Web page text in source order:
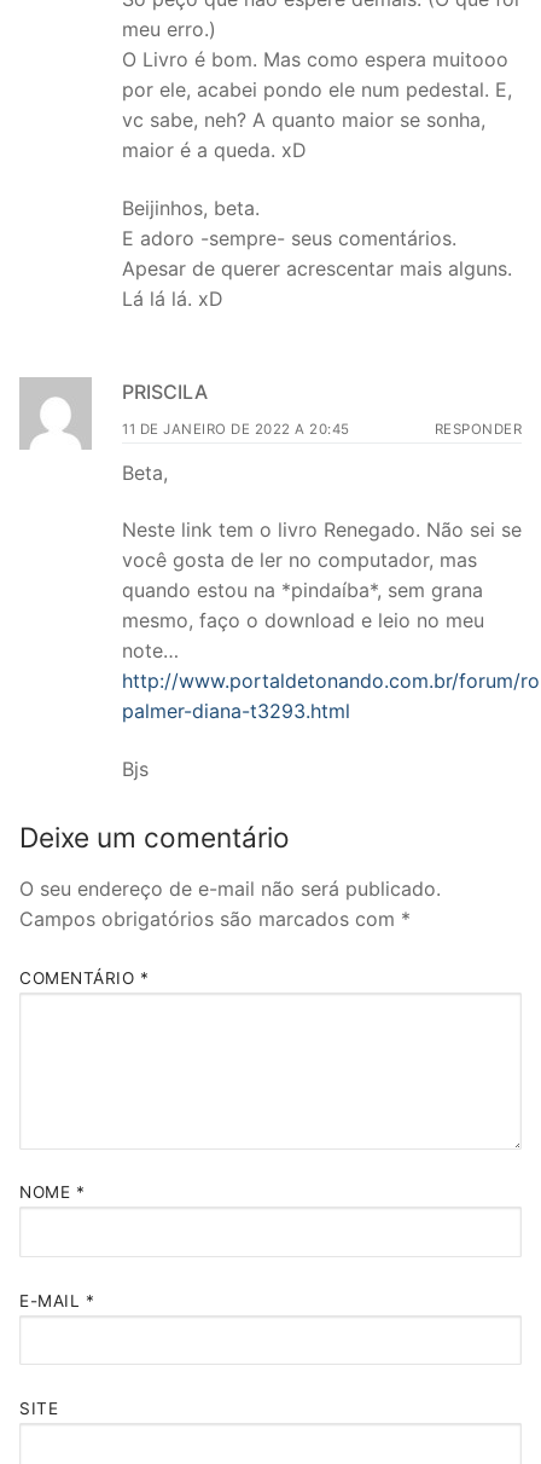
meu erro.)
O Livro é bom. Mas como espera muitooo
por ele, acabei pondo ele num pedestal. E,
vc sabe, neh? A quanto maior se sonha,
maior é a queda. xD
Beijinhos, beta.
E adoro -sempre- seus comentários.
Apesar de querer acrescentar mais alguns.
Lá lá lá. xD
PRISCILA
11 DE JANEIRO DE 2022 A 20:45 RESPONDER
Beta,
Neste link tem o livro Renegado. Não sei se
você gosta de ler no computador, mas
quando estou na *pindaíba*, sem grana
mesmo, faço o download e leio no meu
note…
http://www.portaldetonando.com.br/forum/
palmer-diana-t3293.html
Bjs
Deixe um comentário
O seu endereço de e-mail não será publicado.
Campos obrigatórios são marcados com *
COMENTÁRIO *
NOME *
E-MAIL *
SITE